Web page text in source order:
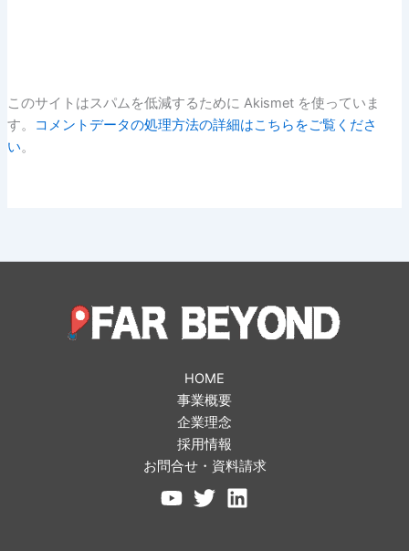
このサイトはスパムを低減するために Akismet を使っていま
す。
コメントデータの処理方法の詳細はこちらをご覧くださ
い。
HOME
事業概要
企業理念
採用情報
お問合せ・資料請求